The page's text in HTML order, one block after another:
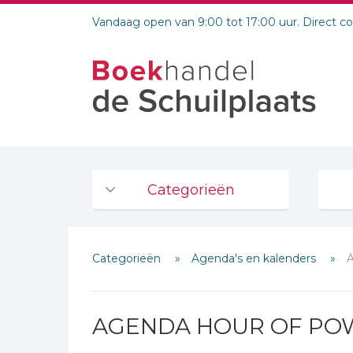
Vandaag open van 9:00 tot 17:00 uur. Direct
Categorieën
De Bijbel
Bijbelse Dagboeken 2026
Bijbelstudie groepen
Categorieën Agenda's en kalenders
AGENDA HOUR OF